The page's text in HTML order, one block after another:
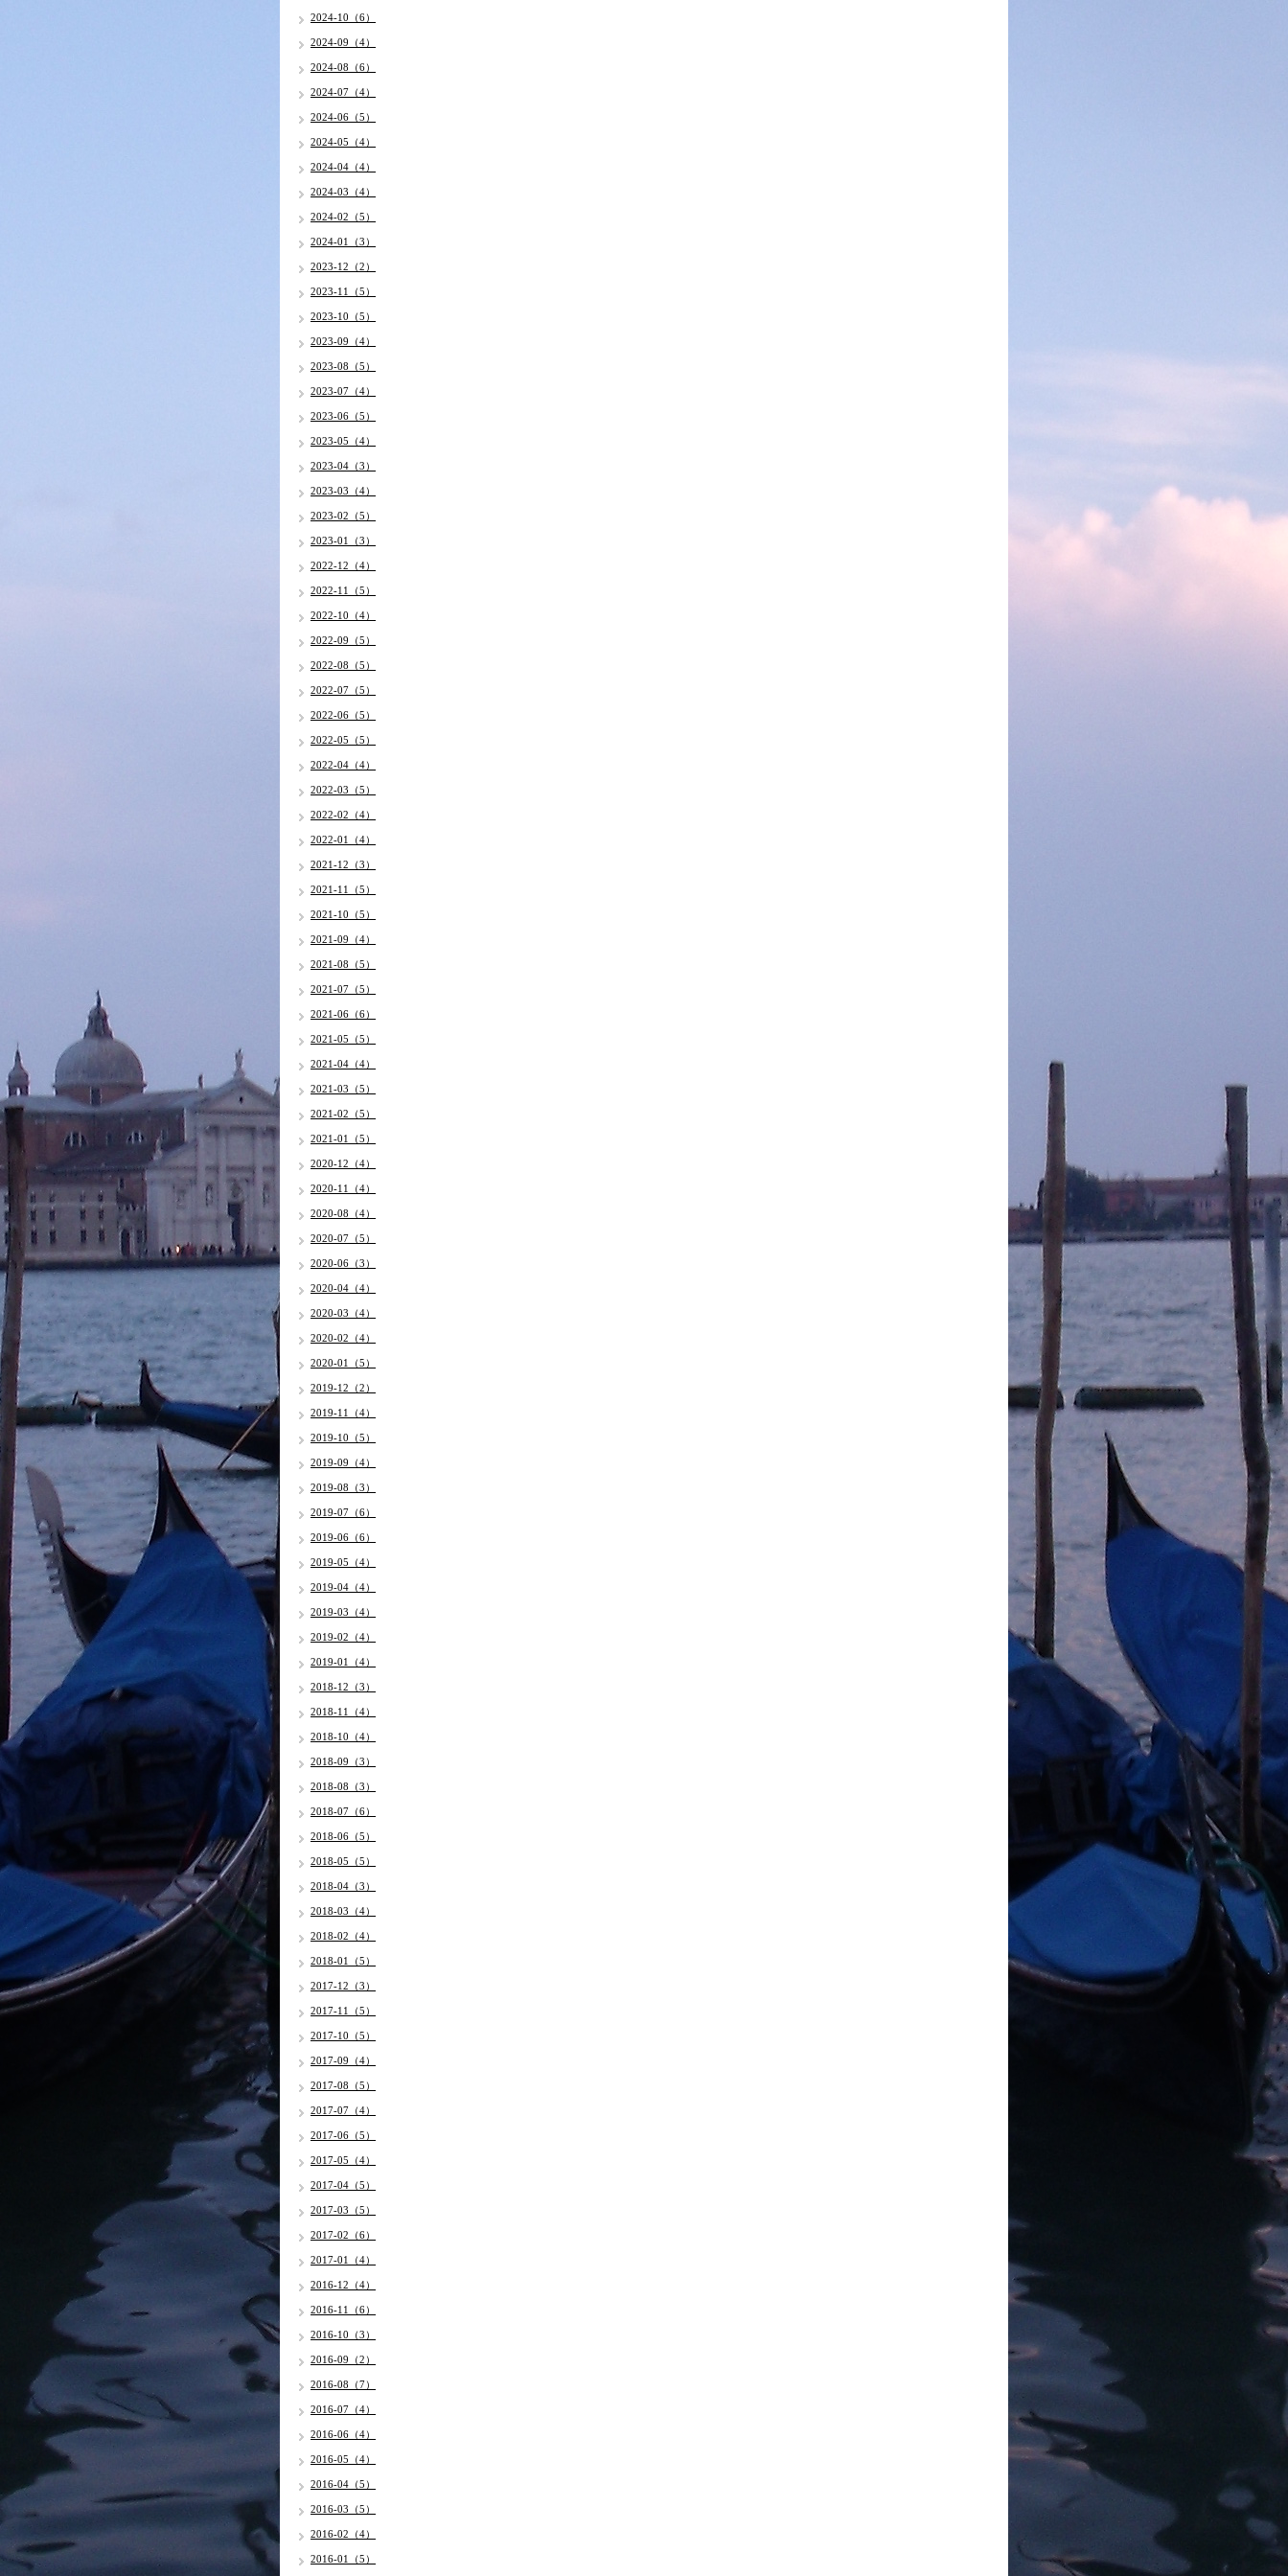
2024-10（6）
2024-09（4）
2024-08（6）
2024-07（4）
2024-06（5）
2024-05（4）
2024-04（4）
2024-03（4）
2024-02（5）
2024-01（3）
2023-12（2）
2023-11（5）
2023-10（5）
2023-09（4）
2023-08（5）
2023-07（4）
2023-06（5）
2023-05（4）
2023-04（3）
2023-03（4）
2023-02（5）
2023-01（3）
2022-12（4）
2022-11（5）
2022-10（4）
2022-09（5）
2022-08（5）
2022-07（5）
2022-06（5）
2022-05（5）
2022-04（4）
2022-03（5）
2022-02（4）
2022-01（4）
2021-12（3）
2021-11（5）
2021-10（5）
2021-09（4）
2021-08（5）
2021-07（5）
2021-06（6）
2021-05（5）
2021-04（4）
2021-03（5）
2021-02（5）
2021-01（5）
2020-12（4）
2020-11（4）
2020-08（4）
2020-07（5）
2020-06（3）
2020-04（4）
2020-03（4）
2020-02（4）
2020-01（5）
2019-12（2）
2019-11（4）
2019-10（5）
2019-09（4）
2019-08（3）
2019-07（6）
2019-06（6）
2019-05（4）
2019-04（4）
2019-03（4）
2019-02（4）
2019-01（4）
2018-12（3）
2018-11（4）
2018-10（4）
2018-09（3）
2018-08（3）
2018-07（6）
2018-06（5）
2018-05（5）
2018-04（3）
2018-03（4）
2018-02（4）
2018-01（5）
2017-12（3）
2017-11（5）
2017-10（5）
2017-09（4）
2017-08（5）
2017-07（4）
2017-06（5）
2017-05（4）
2017-04（5）
2017-03（5）
2017-02（6）
2017-01（4）
2016-12（4）
2016-11（6）
2016-10（3）
2016-09（2）
2016-08（7）
2016-07（4）
2016-06（4）
2016-05（4）
2016-04（5）
2016-03（5）
2016-02（4）
2016-01（5）